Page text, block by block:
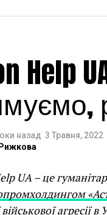
прес-службою
85-річчя
музичні
Help
назад 3 Травня, 2022
UA – це
військової